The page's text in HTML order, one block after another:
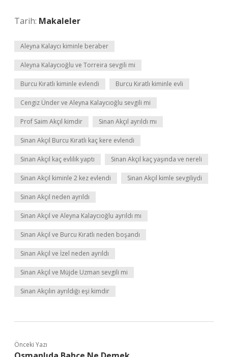
Tarih: Makaleler
Aleyna Kalaycı kiminle beraber
Aleyna Kalaycıoğlu ve Torreira sevgili mi
Burcu Kıratlı kiminle evlendi Burcu Kıratlı kiminle evli
Cengiz Ünder ve Aleyna Kalaycıoğlu sevgili mi
Prof Saim Akçıl kimdir Sinan Akçıl ayrıldı mı
Sinan Akçıl Burcu Kıratlı kaç kere evlendi
Sinan Akçıl kaç evlilik yaptı Sinan Akçıl kaç yaşında ve nereli
Sinan Akçıl kiminle 2 kez evlendi Sinan Akçıl kimle sevgiliydi
Sinan Akçıl neden ayrıldı
Sinan Akçıl ve Aleyna Kalaycıoğlu ayrıldı mı
Sinan Akçıl ve Burcu Kıratlı neden boşandı
Sinan Akçıl ve İzel neden ayrıldı
Sinan Akçıl ve Müjde Uzman sevgili mi
Sinan Akçılın ayrıldığı eşi kimdir
Önceki Yazı